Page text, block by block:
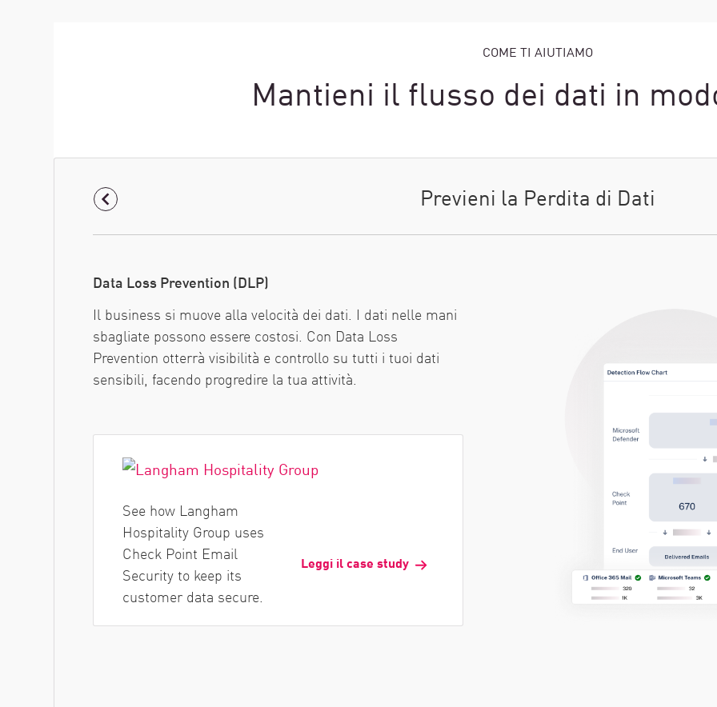
COME TI AIUTIAMO
Mantieni il flusso dei dati in
Previeni la Perdita di Dati
Data Loss Prevention (DLP)
Il business si muove alla velocità dei dati. I dati nelle mani
sbagliate possono essere costosi. Con Data Loss
Prevention otterrà visibilità e controllo su tutti i tuoi dati
sensibili, facendo progredire la tua attività.
See how Langham
Hospitality Group uses
Check Point Email
Security to keep its
customer data secure.
Leggi il case study